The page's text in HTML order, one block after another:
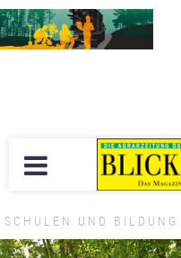
SCHULEN UND BILDUNG